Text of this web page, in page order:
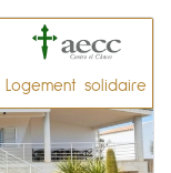
Logement solidaire